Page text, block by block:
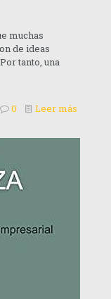
muchas
de ideas
tanto, una
0 Leer más